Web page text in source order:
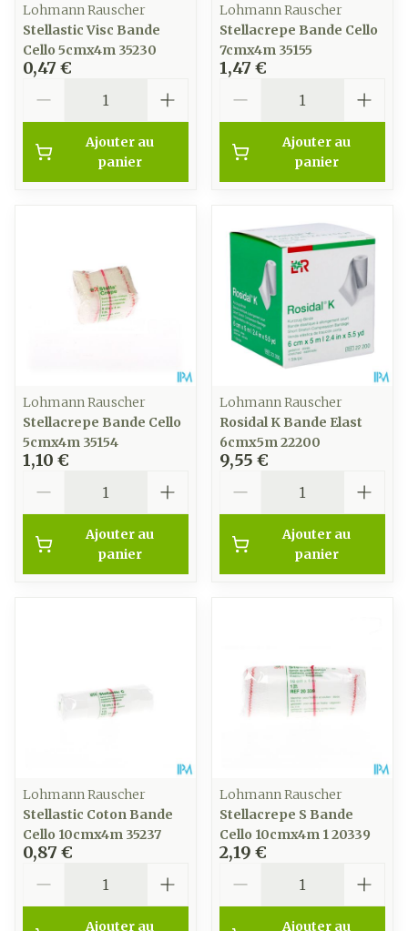
Lohmann Rauscher
Stellastic Visc Bande
Cello 5cmx4m 35230
0,47 €
Ajouter au
panier
Lohmann Rauscher
Stellacrepe Bande Cello
7cmx4m 35155
1,47 €
Ajouter au
panier
Lohmann Rauscher
Stellacrepe Bande Cello
5cmx4m 35154
1,10 €
Ajouter au
panier
Lohmann Rauscher
Rosidal K Bande Elast
6cmx5m 22200
9,55 €
Ajouter au
panier
Lohmann Rauscher
Stellastic Coton Bande
Cello 10cmx4m 35237
0,87 €
Ajouter au
Lohmann Rauscher
Stellacrepe S Bande
Cello 10cmx4m 1 20339
2,19 €
Ajouter au